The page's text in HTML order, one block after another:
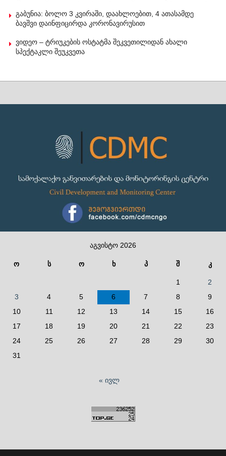
გაბუნია: ბოლო 3 კვირაში, დაახლოებით, 4 ათასამდე
ბავშვი დაინფიცირდა კორონავირუსით
ვიდეო – ტრიუკების ოსტატმა შეკვეთილიდან ახალი
სპექტაკლი შეუკვეთა
აგვისტო 2026
ო ს ო ხ პ შ კ
1
2
3
4 5 6 7 8
9
10
11 12 13 14 15
16
17
18 19 20 21 22
23
24
25 26 27 28 29
30
31
« ივლ